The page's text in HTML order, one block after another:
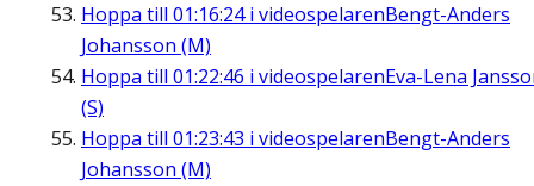
Hoppa till 01:16:24i videospelarenBengt-Anders
Johansson (M)
Hoppa till 01:22:46 i videospelarenEva-Lena
(S)
Hoppa till 01:23:43 i videospelarenBengt-Anders
Johansson (M)